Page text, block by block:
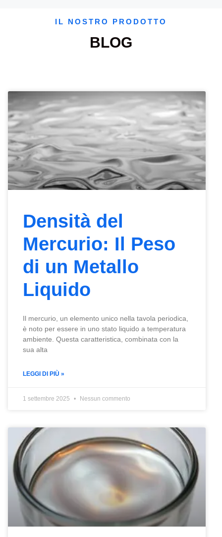
IL NOSTRO PRODOTTO
BLOG
Densità del
Mercurio: Il Peso
di un Metallo
Liquido
Il mercurio, un elemento unico nella tavola periodica,
è noto per essere in uno stato liquido a temperatura
ambiente. Questa caratteristica, combinata con la
sua alta
LEGGI DI PIÙ »
1 settembre 2025 Nessun commento